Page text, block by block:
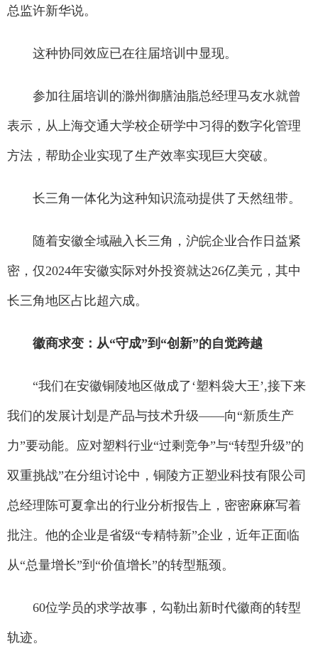
总监许新华说。
这种协同效应已在往届培训中显现。
参加往届培训的滁州御膳油脂总经理马友水就曾
表示，从上海交通大学校企研学中习得的数字化管理
方法，帮助企业实现了生产效率实现巨大突破。
长三角一体化为这种知识流动提供了天然纽带。
随着安徽全域融入长三角，沪皖企业合作日益紧
密，仅2024年安徽实际对外投资就达26亿美元，其中
长三角地区占比超六成。
徽商求变：从“守成”到“创新”的自觉跨越
“我们在安徽铜陵地区做成了‘塑料袋大王’,接下来
我们的发展计划是产品与技术升级——向“新质生产
力”要动能。应对塑料行业“过剩竞争”与“转型升级”的
双重挑战”在分组讨论中，铜陵方正塑业科技有限公司
总经理陈可夏拿出的行业分析报告上，密密麻麻写着
批注。他的企业是省级“专精特新”企业，近年正面临
从“总量增长”到“价值增长”的转型瓶颈。
60位学员的求学故事，勾勒出新时代徽商的转型
轨迹。